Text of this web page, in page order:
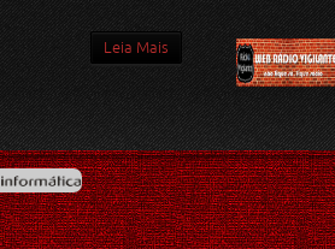
Leia Mais